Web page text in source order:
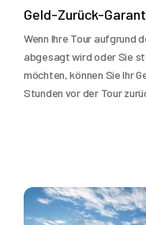
Geld-Zurück-
Wenn Ihre Tour aufgrund
abgesagt wird oder Sie
möchten, können Sie Ihr
Stunden vor der Tour